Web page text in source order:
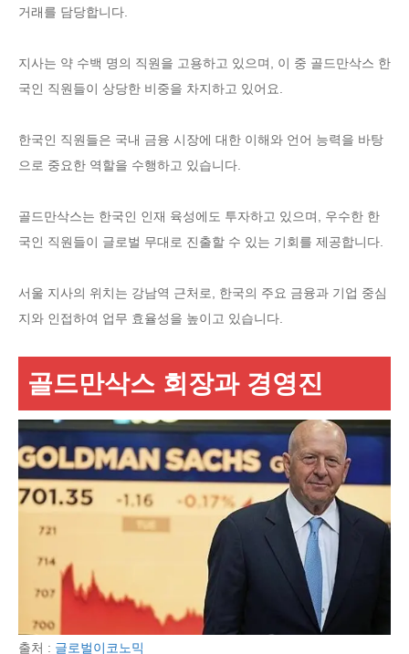
거래를 담당합니다.
지사는 약 수백 명의 직원을 고용하고 있으며, 이 중 골드만삭스 한
국인 직원들이 상당한 비중을 차지하고 있어요.
한국인 직원들은 국내 금융 시장에 대한 이해와 언어 능력을 바탕
으로 중요한 역할을 수행하고 있습니다.
골드만삭스는 한국인 인재 육성에도 투자하고 있으며, 우수한 한
국인 직원들이 글로벌 무대로 진출할 수 있는 기회를 제공합니다.
서울 지사의 위치는 강남역 근처로, 한국의 주요 금융과 기업 중심
지와 인접하여 업무 효율성을 높이고 있습니다.
골드만삭스 회장과 경영진
출처 : 글로벌이코노믹